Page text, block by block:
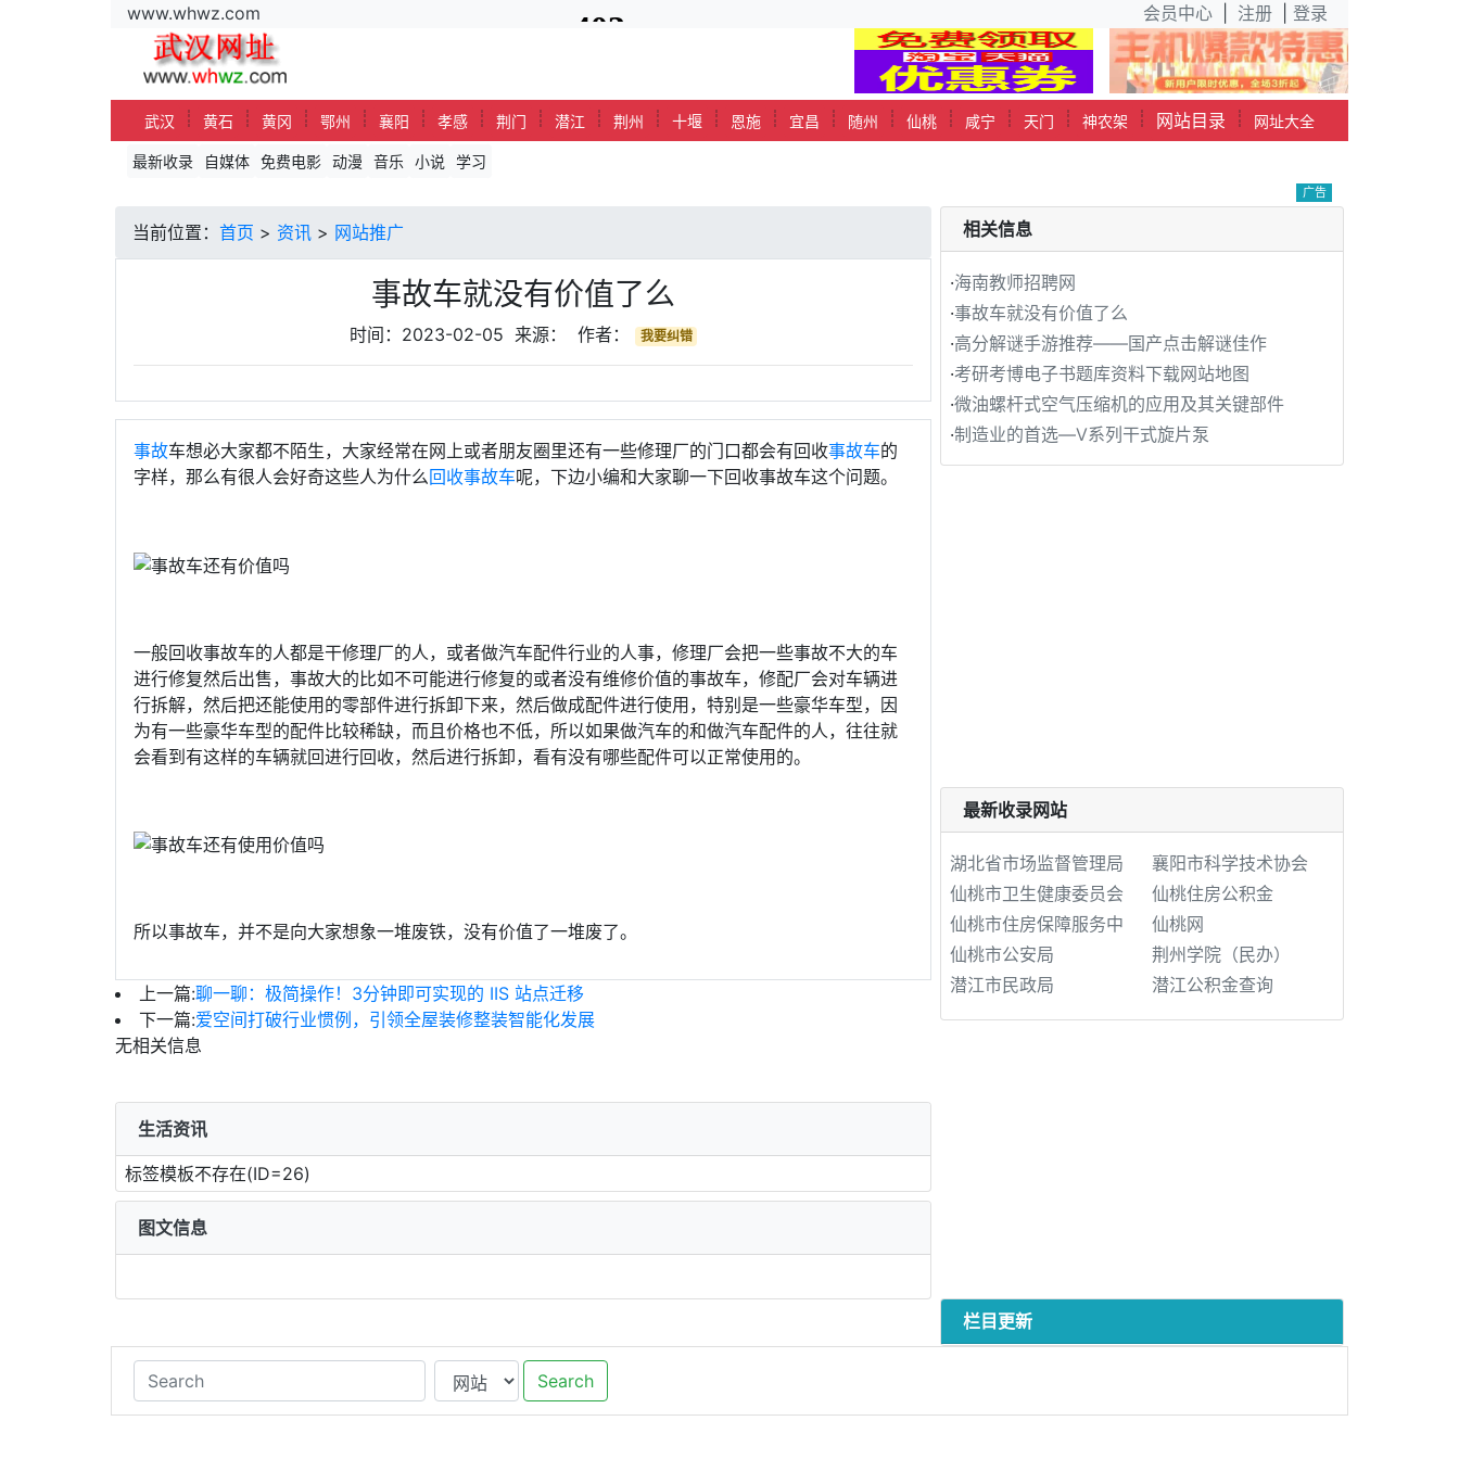
www.whwz.com 会员中心 注册 登录
武汉 ┊ 黄石 ┊ 黄冈 ┊ 鄂州 ┊ 襄阳 ┊ 孝感 ┊ 荆门 ┊ 潜江 ┊ 荆州 ┊ 十堰 ┊ 恩施 ┊ 宜昌 ┊ 随州 ┊ 仙桃 ┊ 咸宁 ┊ 天门 ┊ 神农架 ┊ 网站目录 ┊ 网址大全
最新收录 自媒体 免费电影 动漫 音乐 小说 学习
广告
当前位置： 首页 > 资讯 > 网站推广
事故车就没有价值了么
时间：2023-02-05 来源： 作者： 我要纠错
事故车想必大家都不陌生，大家经常在网上或者朋友圈里还有一些修理厂的门口都会有回收事故车的
字样，那么有很人会好奇这些人为什么回收事故车呢，下边小编和大家聊一下回收事故车这个问题。
一般回收事故车的人都是干修理厂的人，或者做汽车配件行业的人事，修理厂会把一些事故不大的车
进行修复然后出售，事故大的比如不可能进行修复的或者没有维修价值的事故车，修配厂会对车辆进
行拆解，然后把还能使用的零部件进行拆卸下来，然后做成配件进行使用，特别是一些豪华车型，因
为有一些豪华车型的配件比较稀缺，而且价格也不低，所以如果做汽车的和做汽车配件的人，往往就
会看到有这样的车辆就回进行回收，然后进行拆卸，看有没有哪些配件可以正常使用的。
所以事故车，并不是向大家想象一堆废铁，没有价值了一堆废了。
上一篇:聊一聊：极简操作！3分钟即可实现的 IIS 站点迁移
下一篇:爱空间打破行业惯例，引领全屋装修整装智能化发展
无相关信息
生活资讯
标签模板不存在(ID=26)
图文信息
相关信息
·海南教师招聘网
·事故车就没有价值了么
·高分解谜手游推荐——国产点击解谜佳作
·考研考博电子书题库资料下载网站地图
·微油螺杆式空气压缩机的应用及其关键部件
·制造业的首选—V系列干式旋片泵
最新收录网站
湖北省市场监督管理局
襄阳市科学技术协会
仙桃市卫生健康委员会
仙桃住房公积金
仙桃市住房保障服务中
仙桃网
仙桃市公安局
荆州学院（民办）
潜江市民政局
潜江公积金查询
栏目更新
Search